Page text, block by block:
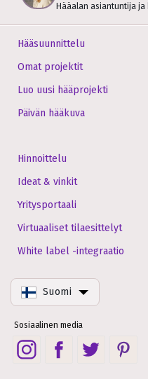
Hääalan asiantuntija ja
Hääsuunnittelu
Omat projektit
Luo uusi hääprojekti
Päivän hääkuva
Hinnoittelu
Ideat & vinkit
Yritysportaali
Virtuaaliset tilaesittelyt
White label -integraatio
Suomi
Sosiaalinen media